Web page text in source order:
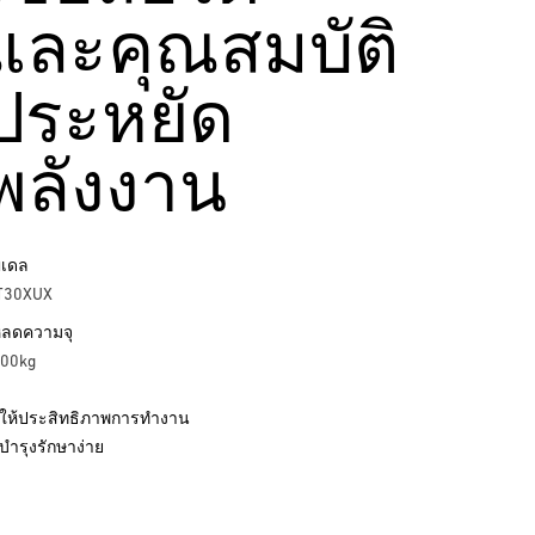
ละคุณสมบัติ
ระหยัด
ลังงาน
ดล
ดความจุ
ให้ประสิทธิภาพการทำงาน
บำรุงรักษาง่าย